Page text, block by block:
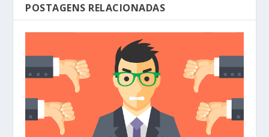
POSTAGENS RELACIONADAS